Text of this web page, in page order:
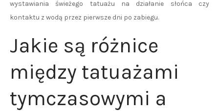
wystawiania świeżego tatuażu na działanie słońca czy
kontaktu z wodą przez pierwsze dni po zabiegu.
Jakie są różnice
między tatuażami
tymczasowymi a